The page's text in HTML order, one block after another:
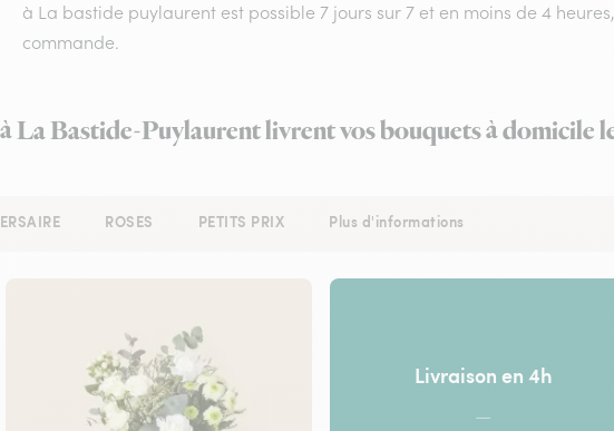
à La bastide puylaurent est possible 7 jours sur 7 et en moins de 4
commande.
La Bastide-Puylaurent livrent vos bouquets à domicile
ROSES PETITS PRIX Plus d'informations
Livraison en 4h
—